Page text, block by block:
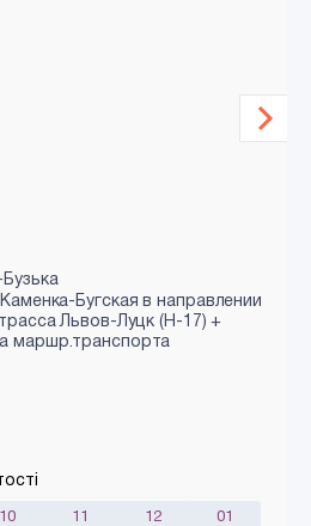
Бугская в направлении
Львов-Луцк (Н-17) +
маршр.транспорта
10 11 12 01